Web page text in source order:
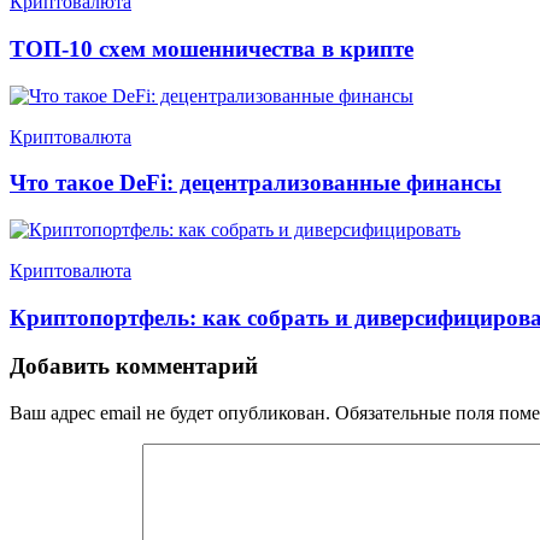
ТОП-10 схем мошенничества в крипте
Криптовалюта
Что такое DeFi: децентрализованные финансы
Криптовалюта
Криптопортфель: как собрать и
Добавить комментарий
Ваш адрес email не будет опубликован. Обязательные поля